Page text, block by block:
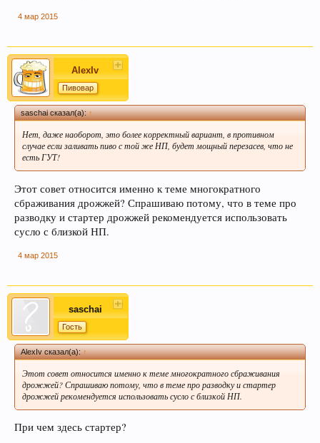
4 мар 2015
AlexIv
Пивовар
saschai сказал(а):↑
Нет, даже наоборот, это более корректный вариант, в противном
случае если заливать пиво с той же НП, будет мощный перезасев, что не
есть ГУТ!
Этот совет относится именно к теме многократного
сбраживания дрожжей? Спрашиваю потому, что в теме про
разводку и стартер дрожжей рекомендуется использовать
сусло с близкой НП.
4 мар 2015
saschai
Гость
AlexIv сказал(а):↑
Этот совет относится именно к теме многократного сбраживания
дрожжей? Спрашиваю потому, что в теме про разводку и стартер
дрожжей рекомендуется использовать сусло с близкой НП.
При чем здесь стартер?